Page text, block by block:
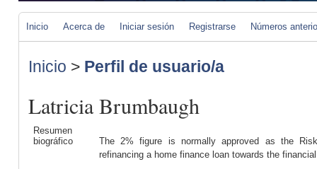
Inicio Acerca de Iniciar sesión Registrarse Números
Inicio > Perfil de usuario/a
Latricia Brumbaugh
Resumen
biográfico
The 2% figure is normally approved as the
refinancing a home finance loan towards the